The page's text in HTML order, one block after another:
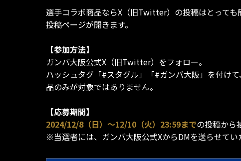
選手コラボ商品ならX（旧Twitter）の投稿はとって
投稿ページが開きます。
【参加方法】
ガンバ大阪公式X（旧Twitter）をフォロー。
ハッシュタグ「#スタグル」「#ガンバ大阪」を付け
品のみが対象ではありません。
【応募期間】
2024/12/8（日）～12/10（火）23:59までの投稿から
※当選者には、ガンバ大阪公式XからDMを送らせてい